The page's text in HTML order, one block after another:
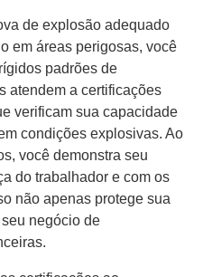
de explosão adequado
em áreas perigosas, você
padrões de
atendem a certificações
verificam sua capacidade
condições explosivas. Ao
você demonstra seu
do trabalhador e com os
não apenas protege sua
negócio de